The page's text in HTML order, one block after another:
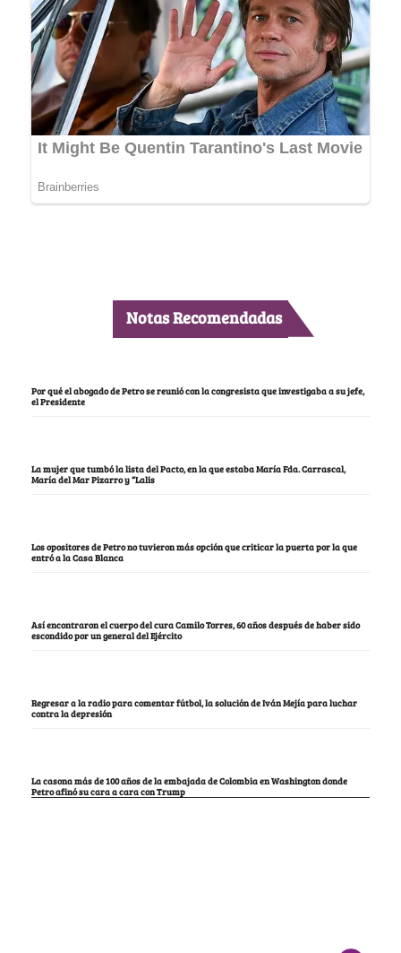
Notas Recomendadas
Por qué el abogado de Petro se reunió con la congresista que investigaba a su jefe,
el Presidente
La mujer que tumbó la lista del Pacto, en la que estaba María Fda. Carrascal,
María del Mar Pizarro y “Lalis
Los opositores de Petro no tuvieron más opción que criticar la puerta por la que
entró a la Casa Blanca
Así encontraron el cuerpo del cura Camilo Torres, 60 años después de haber sido
escondido por un general del Ejército
Regresar a la radio para comentar fútbol, la solución de Iván Mejía para luchar
contra la depresión
La casona más de 100 años de la embajada de Colombia en Washington donde
Petro afinó su cara a cara con Trump